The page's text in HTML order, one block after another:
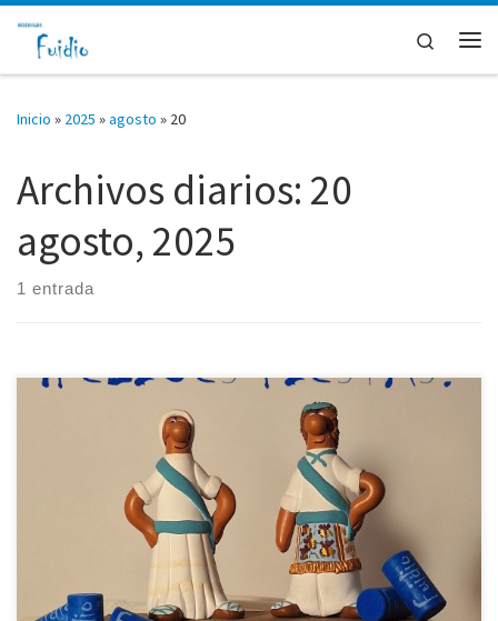
Saltar al contenido
Search
Inicio » 2025 »agosto » 20
Archivos diarios: 20
agosto, 2025
1 entrada